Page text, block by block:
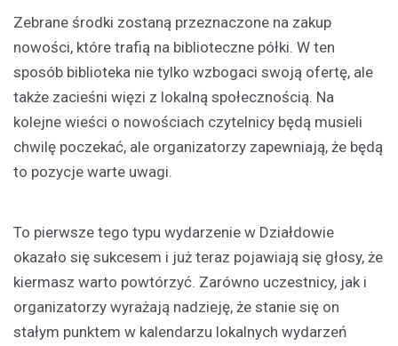
Zebrane środki zostaną przeznaczone na zakup
nowości, które trafią na biblioteczne półki. W ten
sposób biblioteka nie tylko wzbogaci swoją ofertę, ale
także zacieśni więzi z lokalną społecznością. Na
kolejne wieści o nowościach czytelnicy będą musieli
chwilę poczekać, ale organizatorzy zapewniają, że będą
to pozycje warte uwagi.
To pierwsze tego typu wydarzenie w Działdowie
okazało się sukcesem i już teraz pojawiają się głosy, że
kiermasz warto powtórzyć. Zarówno uczestnicy, jak i
organizatorzy wyrażają nadzieję, że stanie się on
stałym punktem w kalendarzu lokalnych wydarzeń